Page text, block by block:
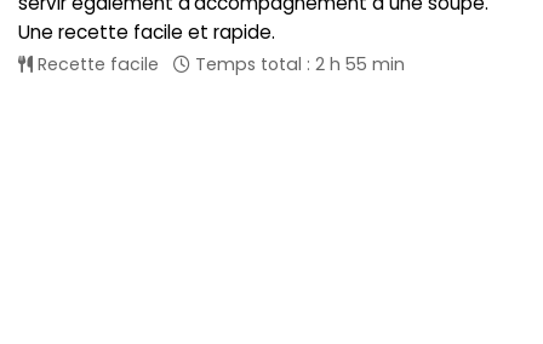
Une recette facile et rapide.
Recette facile Temps total : 2 h 55 min